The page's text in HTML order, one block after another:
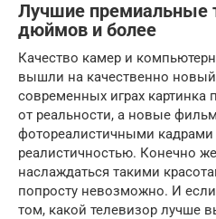
Лучшие премиальные
дюймов и более
Качество камер и
вышли на качественно
современных играх картинка
от реальности, а новые
фотореалистичными
реалистичностью. Конечно
наслаждаться такими
попросту невозможно. И
том, какой телевизор лучше